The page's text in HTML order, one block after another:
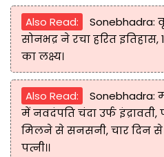
Also Read:
Sonebhadra:
सोनभद्र ने रचा हरित इतिहास,
का लक्ष्य।
Also Read:
Sonebhadra:
में नवदंपति चंदा उर्फ
मिलने से सनसनी, चार दिन से
पत्नी।।